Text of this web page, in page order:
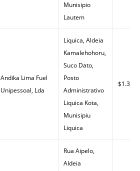
Munisipio
Lautem
Andika Lima Fuel
Unipessoal, Lda
Liquica, Aldeia
Kamalehohoru,
Suco Dato,
Posto
Administrativo
Liquica Kota,
Munisipiu
Liquica
$1.32
Rua Aipelo,
Aldeia